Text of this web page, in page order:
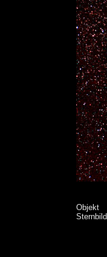
Objekt
Sternbild